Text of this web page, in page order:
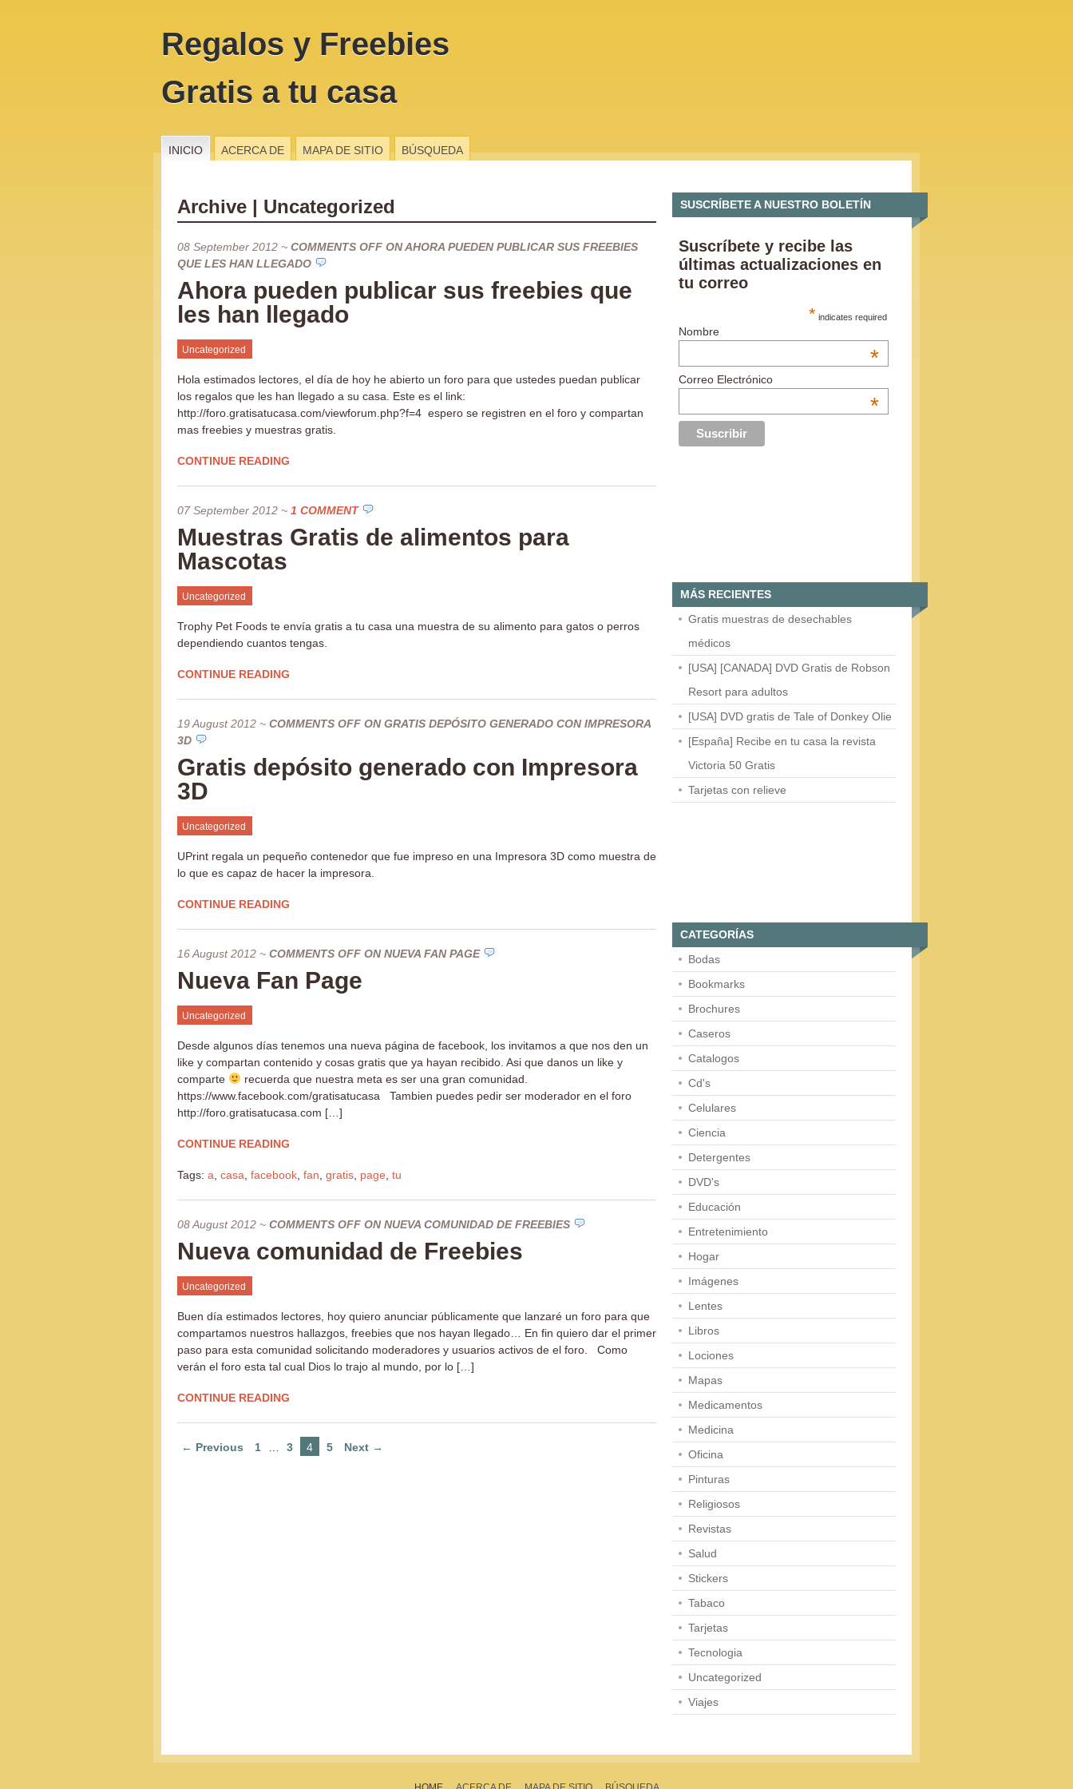
Regalos y Freebies
Gratis a tu casa
INICIO ACERCA DE MAPA DE SITIO BÚSQUEDA
Archive | Uncategorized
08 September 2012 ~ COMMENTS OFF ON AHORA PUEDEN PUBLICAR SUS FREEBIES
QUE LES HAN LLEGADO
Ahora pueden publicar sus freebies que
les han llegado
Uncategorized
Hola estimados lectores, el día de hoy he abierto un foro para que ustedes puedan publicar
los regalos que les han llegado a su casa. Este es el link:
http://foro.gratisatucasa.com/viewforum.php?f=4 espero se registren en el foro y compartan
mas freebies y muestras gratis.
CONTINUE READING
07 September 2012 ~ 1 COMMENT
Muestras Gratis de alimentos para
Mascotas
Uncategorized
Trophy Pet Foods te envía gratis a tu casa una muestra de su alimento para gatos o perros
dependiendo cuantos tengas.
CONTINUE READING
19 August 2012 ~ COMMENTS OFF ON GRATIS DEPÓSITO GENERADO CON IMPRESORA
3D
Gratis depósito generado con Impresora
3D
Uncategorized
UPrint regala un pequeño contenedor que fue impreso en una Impresora 3D como muestra de
lo que es capaz de hacer la impresora.
CONTINUE READING
16 August 2012 ~ COMMENTS OFF ON NUEVA FAN PAGE
Nueva Fan Page
Uncategorized
Desde algunos días tenemos una nueva página de facebook, los invitamos a que nos den un
like y compartan contenido y cosas gratis que ya hayan recibido. Asi que danos un like y
comparte
recuerda que nuestra meta es ser una gran comunidad.
https://www.facebook.com/gratisatucasa Tambien puedes pedir ser moderador en el foro
http://foro.gratisatucasa.com […]
CONTINUE READING
Tags: a casa facebook fan gratis page tu
08 August 2012 ~ COMMENTS OFF ON NUEVA COMUNIDAD DE FREEBIES
Nueva comunidad de Freebies
Uncategorized
Buen día estimados lectores, hoy quiero anunciar públicamente que lanzaré un foro para que
compartamos nuestros hallazgos, freebies que nos hayan llegado… En fin quiero dar el primer
paso para esta comunidad solicitando moderadores y usuarios activos de el foro. Como
verán el foro esta tal cual Dios lo trajo al mundo, por lo […]
CONTINUE READING
← Previous 1 3 4 5 Next →
SUSCRÍBETE A NUESTRO BOLETÍN
Suscríbete y recibe las
últimas actualizaciones en
tu correo
* indicates required
Nombre
*
Correo Electrónico
*
MÁS RECIENTES
Gratis muestras de desechables
médicos
[USA] [CANADA] DVD Gratis de Robson
Resort para adultos
[USA] DVD gratis de Tale of Donkey Olie
[España] Recibe en tu casa la revista
Victoria 50 Gratis
Tarjetas con relieve
CATEGORÍAS
Bodas
Bookmarks
Brochures
Caseros
Catalogos
Cd's
Celulares
Ciencia
Detergentes
DVD's
Educación
Entretenimiento
Hogar
Imágenes
Lentes
Libros
Lociones
Mapas
Medicamentos
Medicina
Oficina
Pinturas
Religiosos
Revistas
Salud
Stickers
Tabaco
Tarjetas
Tecnologia
Uncategorized
Viajes